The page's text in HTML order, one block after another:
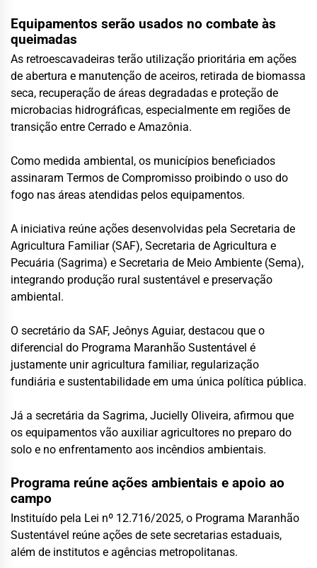
Equipamentos serão usados no combate às
queimadas
As retroescavadeiras terão utilização prioritária em ações
de abertura e manutenção de aceiros, retirada de biomassa
seca, recuperação de áreas degradadas e proteção de
microbacias hidrográficas, especialmente em regiões de
transição entre Cerrado e Amazônia.
Como medida ambiental, os municípios beneficiados
assinaram Termos de Compromisso proibindo o uso do
fogo nas áreas atendidas pelos equipamentos.
A iniciativa reúne ações desenvolvidas pela Secretaria de
Agricultura Familiar (SAF), Secretaria de Agricultura e
Pecuária (Sagrima) e Secretaria de Meio Ambiente (Sema),
integrando produção rural sustentável e preservação
ambiental.
O secretário da SAF, Jeônys Aguiar, destacou que o
diferencial do Programa Maranhão Sustentável é
justamente unir agricultura familiar, regularização
fundiária e sustentabilidade em uma única política pública.
Já a secretária da Sagrima, Jucielly Oliveira, afirmou que
os equipamentos vão auxiliar agricultores no preparo do
solo e no enfrentamento aos incêndios ambientais.
Programa reúne ações ambientais e apoio ao
campo
Instituído pela Lei nº 12.716/2025, o Programa Maranhão
Sustentável reúne ações de sete secretarias estaduais,
além de institutos e agências metropolitanas.